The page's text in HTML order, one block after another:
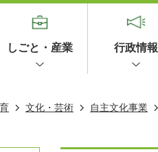
しごと・産業 行政情報
文化・芸術 自主文化事業